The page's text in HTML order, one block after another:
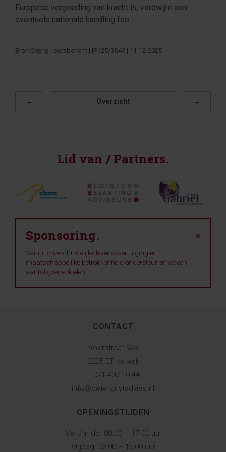
Europese vergoeding van kracht is, verdwijnt een
eventuele nationale handling fee.
Bron:Overig | persbericht | IP/25/3045 | 11-12-2025
← Overzicht →
Lid van / Partners.
Sponsoring. »
Vanuit onze christelijke levensovertuiging en
maatschappelijke betrokkenheid ondersteunen we een
aantal goede doelen.
CONTACT
Voorstraat 94a
2225 ET Katwijk
T 071 407 10 44
info@peterguytadvies.nl
OPENINGSTIJDEN
Ma t/m do: 08.00 – 17.00 uur
Vrijdag: 08:00 – 16:00 uur